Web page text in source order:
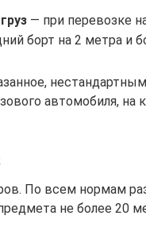
— при перевозке
борт на 2 метра и
автомобиля, на
По всем нормам
не более 20